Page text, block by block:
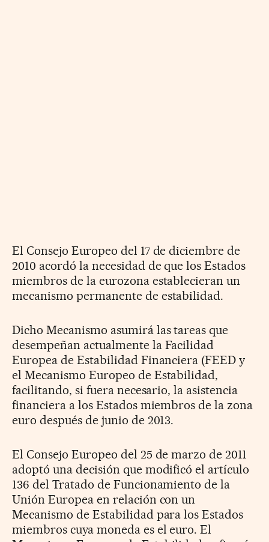
El Consejo Europeo del 17 de diciembre de
2010 acordó la necesidad de que los Estados
miembros de la eurozona establecieran un
mecanismo permanente de estabilidad.
Dicho Mecanismo asumirá las tareas que
desempeñan actualmente la Facilidad
Europea de Estabilidad Financiera (FEED y
el Mecanismo Europeo de Estabilidad,
facilitando, si fuera necesario, la asistencia
financiera a los Estados miembros de la zona
euro después de junio de 2013.
El Consejo Europeo del 25 de marzo de 2011
adoptó una decisión que modificó el artículo
136 del Tratado de Funcionamiento de la
Unión Europea en relación con un
Mecanismo de Estabilidad para los Estados
miembros cuya moneda es el euro. El